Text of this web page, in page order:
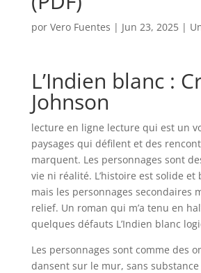
por Vero Fuentes | Jun 23, 2025|
L’Indien blanc :
Johnson
lecture en ligne lecture qui est un
paysages qui défilent et des
marquent. Les personnages sont
vie ni réalité. L’histoire est solide
mais les personnages secondaires
relief. Un roman qui m’a tenu en
quelques défauts L’Indien blanc
Les personnages sont comme des
dansent sur le mur, sans